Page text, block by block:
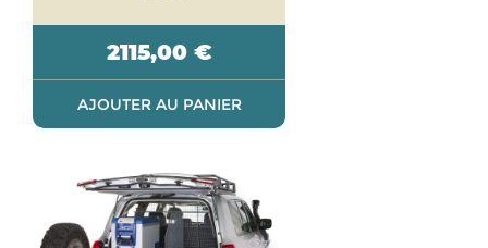
2115,00 €
AJOUTER AU PANIER